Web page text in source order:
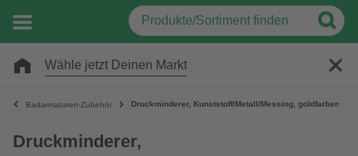
Wähle jetzt Deinen Markt
Badarmaturen-Zubehör Druckminderer, Kunststoff/Metall/Messing, goldfarben
Druckminderer,